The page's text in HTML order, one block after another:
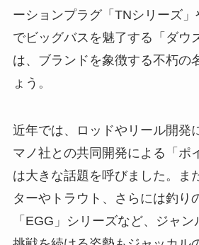
ーションプラグ「TNシリーズ
でビッグバスを魅了する「ダウ
は、ブランドを象徴する不朽の
ょう。
近年では、ロッドやリール開発
マノ社との共同開発による「ポ
は大きな話題を呼びました。ま
ターやトラウト、さらには釣り
「EGG」シリーズなど、ジャ